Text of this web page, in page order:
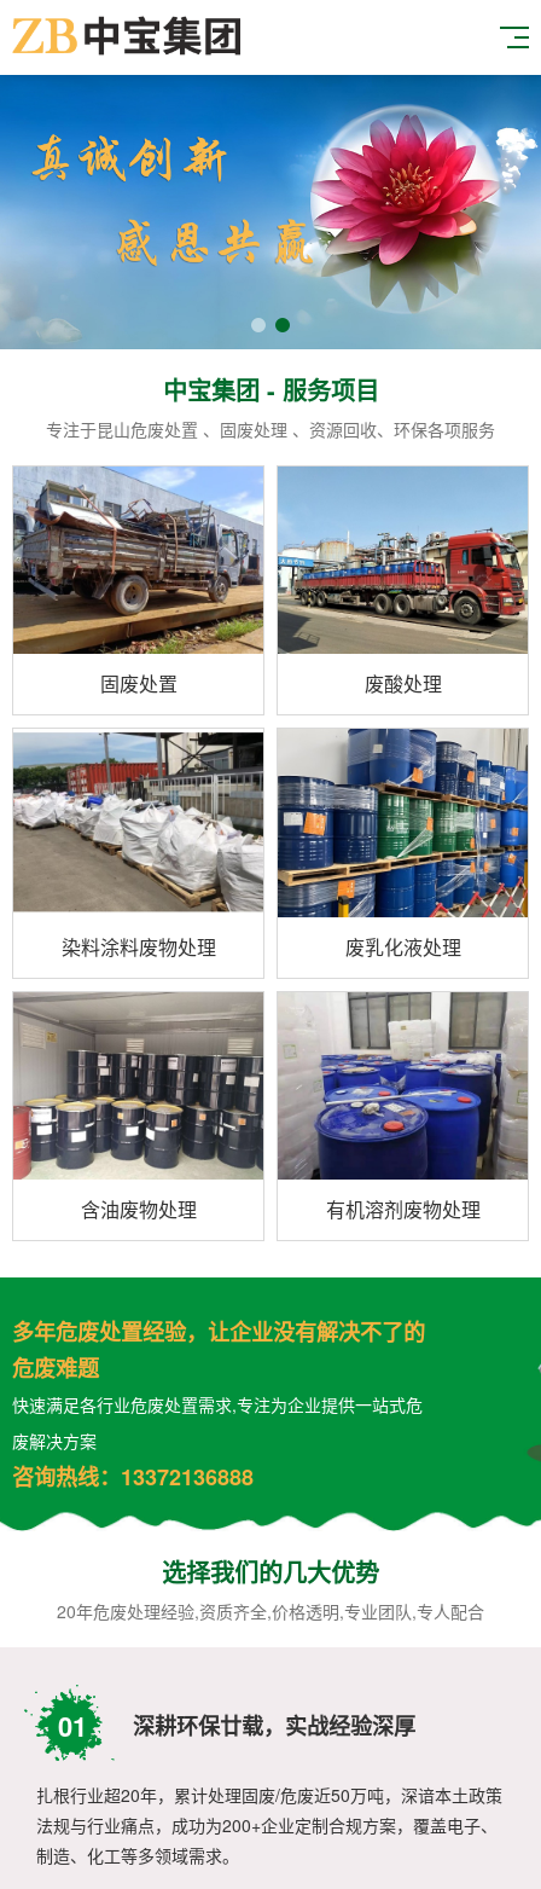
中宝集团 - 服务项目
专注于昆山危废处置 、固废处理 、资源回收、环保各项服务
固废处置 废酸处理
染料涂料废物处理 废乳化液处理
含油废物处理 有机溶剂废物处理
多年危废处置经验，让企业没有解决不了的
危废难题
快速满足各行业危废处置需求,专注为企业提供一站式危
废解决方案
咨询热线：13372136888
选择我们的几大优势​
20年危废处理经验,资质齐全,价格透明,专业团队,专人配合
01 ‌深耕环保廿载，实战经验深厚
扎根行业超20年，累计处理固废/危废近50万吨，深谙本土政策
法规与行业痛点，成功为200+企业定制合规方案，覆盖电子、
制造、化工等多领域需求。